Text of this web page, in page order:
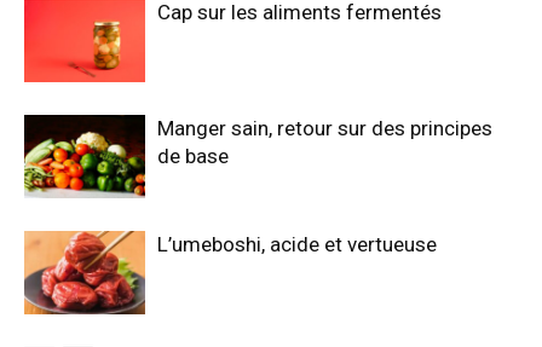
Cap sur les aliments fermentés
Manger sain, retour sur des principes
de base
L’umeboshi, acide et vertueuse